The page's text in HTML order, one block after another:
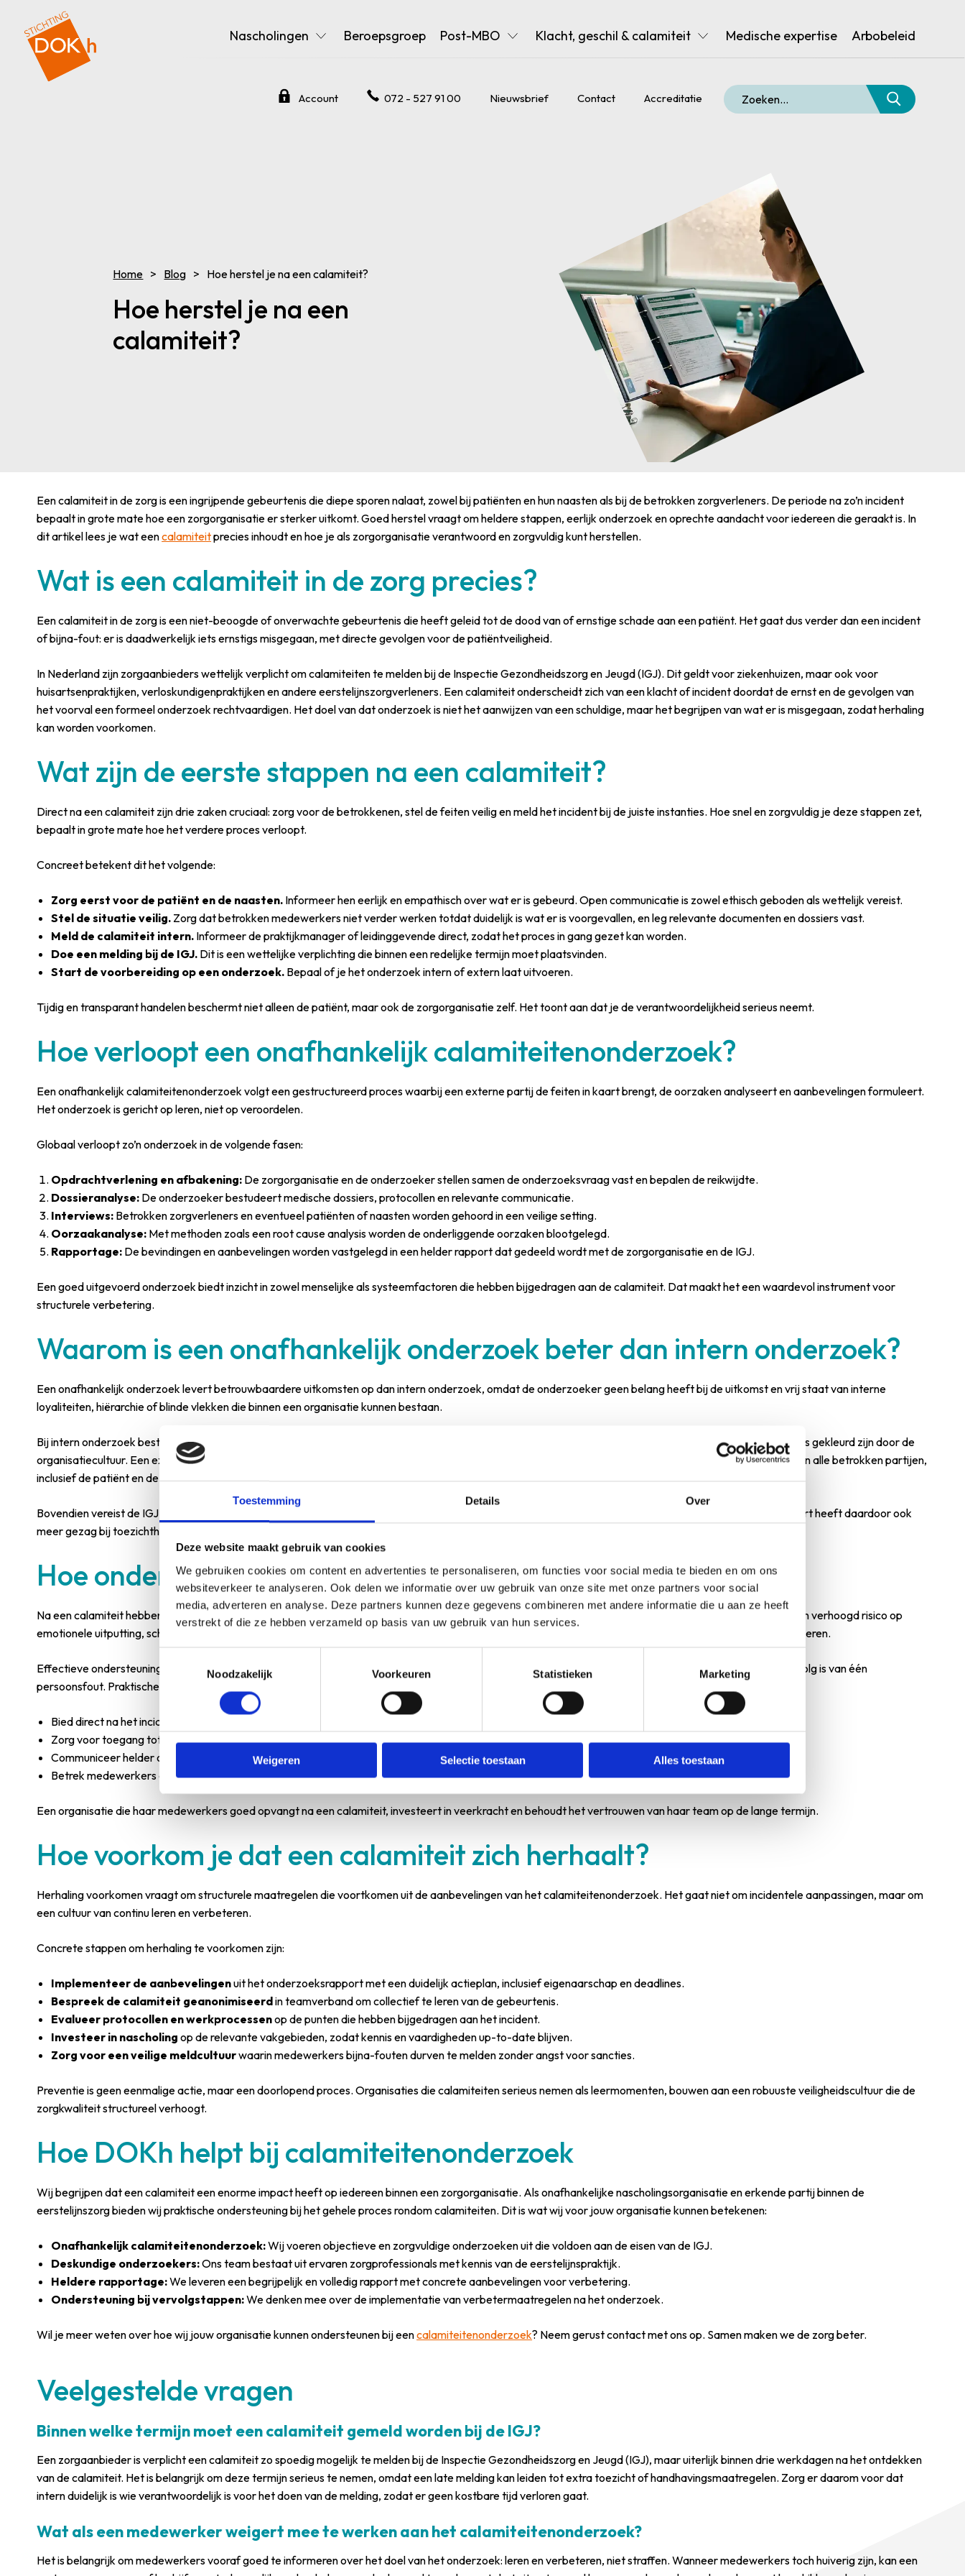
Toestemming Details Over
Deze website maakt gebruik van cookies
We gebruiken cookies om content en advertenties te personaliseren, om functies voor social media te bieden en om ons
websiteverkeer te analyseren. Ook delen we informatie over uw gebruik van onze site met onze partners voor social
media, adverteren en analyse. Deze partners kunnen deze gegevens combineren met andere informatie die u aan ze heeft
verstrekt of die ze hebben verzameld op basis van uw gebruik van hun services.
Noodzakelijk
Voorkeuren Statistieken Marketing
Weigeren Selectie toestaan Alles toestaan
Account 072 - 527 91 00 Nieuwsbrief Contact Accreditatie
Nascholingen Beroepsgroep Post-MBO Klacht, geschil & calamiteit Medische expertise Arbobeleid
Home Blog Hoe herstel je na een calamiteit?
Hoe herstel je na een
calamiteit?
Een calamiteit in de zorg is een ingrijpende gebeurtenis die diepe sporen nalaat, zowel bij patiënten en hun naasten als bij de betrokken zorgverleners. De periode na zo’n incident
bepaalt in grote mate hoe een zorgorganisatie er sterker uitkomt. Goed herstel vraagt om heldere stappen, eerlijk onderzoek en oprechte aandacht voor iedereen die geraakt is. In
dit artikel lees je wat eencalamiteitprecies inhoudt en hoe je als zorgorganisatie verantwoord en zorgvuldig kunt herstellen.
Wat is een calamiteit in de zorg precies?
Een calamiteit in de zorg is een niet-beoogde of onverwachte gebeurtenis die heeft geleid tot de dood van of ernstige schade aan een patiënt. Het gaat dus verder dan een incident
of bijna-fout: er is daadwerkelijk iets ernstigs misgegaan, met directe gevolgen voor de patiëntveiligheid.
In Nederland zijn zorgaanbieders wettelijk verplicht om calamiteiten te melden bij de Inspectie Gezondheidszorg en Jeugd (IGJ). Dit geldt voor ziekenhuizen, maar ook voor
huisartsenpraktijken, verloskundigenpraktijken en andere eerstelijnszorgverleners. Een calamiteit onderscheidt zich van een klacht of incident doordat de ernst en de gevolgen van
het voorval een formeel onderzoek rechtvaardigen. Het doel van dat onderzoek is niet het aanwijzen van een schuldige, maar het begrijpen van wat er is misgegaan, zodat herhaling
kan worden voorkomen.
Wat zijn de eerste stappen na een calamiteit?
Direct na een calamiteit zijn drie zaken cruciaal: zorg voor de betrokkenen, stel de feiten veilig en meld het incident bij de juiste instanties. Hoe snel en zorgvuldig je deze stappen zet,
bepaalt in grote mate hoe het verdere proces verloopt.
Concreet betekent dit het volgende:
Zorg eerst voor de patiënt en de naasten. Informeer hen eerlijk en empathisch over wat er is gebeurd. Open communicatie is zowel ethisch geboden als wettelijk vereist.
Stel de situatie veilig. Zorg dat betrokken medewerkers niet verder werken totdat duidelijk is wat er is voorgevallen, en leg relevante documenten en dossiers vast.
Meld de calamiteit intern. Informeer de praktijkmanager of leidinggevende direct, zodat het proces in gang gezet kan worden.
Doe een melding bij de IGJ. Dit is een wettelijke verplichting die binnen een redelijke termijn moet plaatsvinden.
Start de voorbereiding op een onderzoek. Bepaal of je het onderzoek intern of extern laat uitvoeren.
Tijdig en transparant handelen beschermt niet alleen de patiënt, maar ook de zorgorganisatie zelf. Het toont aan dat je de verantwoordelijkheid serieus neemt.
Hoe verloopt een onafhankelijk calamiteitenonderzoek?
Een onafhankelijk calamiteitenonderzoek volgt een gestructureerd proces waarbij een externe partij de feiten in kaart brengt, de oorzaken analyseert en aanbevelingen formuleert.
Het onderzoek is gericht op leren, niet op veroordelen.
Globaal verloopt zo’n onderzoek in de volgende fasen:
Opdrachtverlening en afbakening: De zorgorganisatie en de onderzoeker stellen samen de onderzoeksvraag vast en bepalen de reikwijdte.
Dossieranalyse: De onderzoeker bestudeert medische dossiers, protocollen en relevante communicatie.
Interviews: Betrokken zorgverleners en eventueel patiënten of naasten worden gehoord in een veilige setting.
Oorzaakanalyse: Met methoden zoals een root cause analysis worden de onderliggende oorzaken blootgelegd.
Rapportage: De bevindingen en aanbevelingen worden vastgelegd in een helder rapport dat gedeeld wordt met de zorgorganisatie en de IGJ.
Een goed uitgevoerd onderzoek biedt inzicht in zowel menselijke als systeemfactoren die hebben bijgedragen aan de calamiteit. Dat maakt het een waardevol instrument voor
structurele verbetering.
Waarom is een onafhankelijk onderzoek beter dan intern onderzoek?
Een onafhankelijk onderzoek levert betrouwbaardere uitkomsten op dan intern onderzoek, omdat de onderzoeker geen belang heeft bij de uitkomst en vrij staat van interne
loyaliteiten, hiërarchie of blinde vlekken die binnen een organisatie kunnen bestaan.
Bij intern onderzoek bestaat het risico dat collega’s elkaar onbewust beschermen, dat bepaalde informatie niet volledig naar boven komt of dat de conclusies gekleurd zijn door de
organisatiecultuur. Een externe onderzoeker kijkt met frisse ogen, stelt kritische vragen die intern misschien niet gesteld worden en geniet het vertrouwen van alle betrokken partijen,
inclusief de patiënt en de IGJ.
Bovendien vereist de IGJ in veel gevallen juist een onafhankelijk onderzoek om te kunnen vaststellen dat de analyse objectief en volledig is. Een extern rapport heeft daardoor ook
meer gezag bij toezichthouders en vergroot de kans op een afgerond dossier zonder verdere complicaties.
Hoe ondersteun je medewerkers na een calamiteit?
Na een calamiteit hebben betrokken medewerkers gerichte ondersteuning nodig. Zorgverleners die bij een ernstig incident betrokken zijn geweest, lopen een verhoogd risico op
emotionele uitputting, schuldgevoelens en zelfs secundair trauma. Goede opvang is essentieel voor hun welzijn en voor de kwaliteit van zorg die zij daarna leveren.
Effectieve ondersteuning begint met erkenning. Laat medewerkers weten dat hun gevoelens serieus worden genomen en dat een calamiteit zelden het gevolg is van één
persoonsfout. Praktische stappen zijn:
Bied direct na het incident een gesprek aan met een leidinggevende of vertrouwenspersoon.
Zorg voor toegang tot professionele psychologische begeleiding of een bedrijfsmaatschappelijk werker.
Communiceer helder over het onderzoeksproces, zodat medewerkers weten wat ze kunnen verwachten.
Betrek medewerkers actief bij de evaluatie en verbetermaatregelen, zodat ze onderdeel worden van de oplossing.
Een organisatie die haar medewerkers goed opvangt na een calamiteit, investeert in veerkracht en behoudt het vertrouwen van haar team op de lange termijn.
Hoe voorkom je dat een calamiteit zich herhaalt?
Herhaling voorkomen vraagt om structurele maatregelen die voortkomen uit de aanbevelingen van het calamiteitenonderzoek. Het gaat niet om incidentele aanpassingen, maar om
een cultuur van continu leren en verbeteren.
Concrete stappen om herhaling te voorkomen zijn:
Implementeer de aanbevelingenuit het onderzoeksrapport met een duidelijk actieplan, inclusief eigenaarschap en deadlines.
Bespreek de calamiteit geanonimiseerdin teamverband om collectief te leren van de gebeurtenis.
Evalueer protocollen en werkprocessenop de punten die hebben bijgedragen aan het incident.
Investeer in nascholing op de relevante vakgebieden, zodat kennis en vaardigheden up-to-date blijven.
Zorg voor een veilige meldcultuurwaarin medewerkers bijna-fouten durven te melden zonder angst voor sancties.
Preventie is geen eenmalige actie, maar een doorlopend proces. Organisaties die calamiteiten serieus nemen als leermomenten, bouwen aan een robuuste veiligheidscultuur die de
zorgkwaliteit structureel verhoogt.
Hoe DOKh helpt bij calamiteitenonderzoek
Wij begrijpen dat een calamiteit een enorme impact heeft op iedereen binnen een zorgorganisatie. Als onafhankelijke nascholingsorganisatie en erkende partij binnen de
eerstelijnszorg bieden wij praktische ondersteuning bij het gehele proces rondom calamiteiten. Dit is wat wij voor jouw organisatie kunnen betekenen:
Onafhankelijk calamiteitenonderzoek:Wij voeren objectieve en zorgvuldige onderzoeken uit die voldoen aan de eisen van de IGJ.
Deskundige onderzoekers:Ons team bestaat uit ervaren zorgprofessionals met kennis van de eerstelijnspraktijk.
Heldere rapportage:We leveren een begrijpelijk en volledig rapport met concrete aanbevelingen voor verbetering.
Ondersteuning bij vervolgstappen:We denken mee over de implementatie van verbetermaatregelen na het onderzoek.
Wil je meer weten over hoe wij jouw organisatie kunnen ondersteunen bij eencalamiteitenonderzoek? Neem gerust contact met ons op. Samen maken we de zorg beter.
Veelgestelde vragen
Binnen welke termijn moet een calamiteit gemeld worden bij de IGJ?
Een zorgaanbieder is verplicht een calamiteit zo spoedig mogelijk te melden bij de Inspectie Gezondheidszorg en Jeugd (IGJ), maar uiterlijk binnen drie werkdagen na het ontdekken
van de calamiteit. Het is belangrijk om deze termijn serieus te nemen, omdat een late melding kan leiden tot extra toezicht of handhavingsmaatregelen. Zorg er daarom voor dat
intern duidelijk is wie verantwoordelijk is voor het doen van de melding, zodat er geen kostbare tijd verloren gaat.
Wat als een medewerker weigert mee te werken aan het calamiteitenonderzoek?
Het is belangrijk om medewerkers vooraf goed te informeren over het doel van het onderzoek: leren en verbeteren, niet straffen. Wanneer medewerkers toch huiverig zijn, kan een